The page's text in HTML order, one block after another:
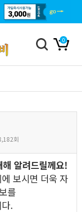
0
회
알려드릴께요!
보시면 더욱 자
를
.